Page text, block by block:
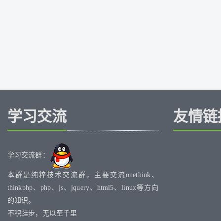
学习交流
学习交流群：
本群是纯粹技术交流群，主要交流onethink、
thinkphp、php、js、jquery、html5、linux等方向
的知识。
不积跬步，无以至千里
友情